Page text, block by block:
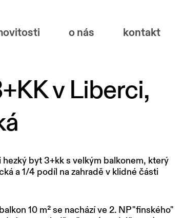
o nás kontakt
v Liberci,
byt 3+kk s velkým balkonem, který
a 1/4 podíl na zahradě v klidné části
10 m² se nachází ve 2. NP "finského"